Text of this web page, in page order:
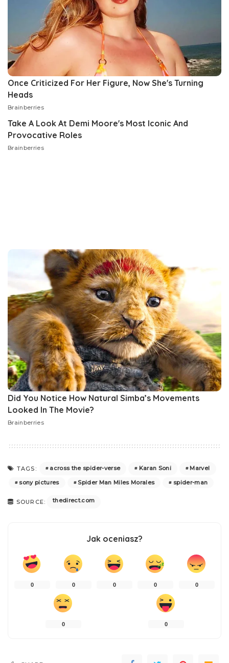
TAGS: across the spider-verse Karan Soni
Marvel
sony pictures
Spider Man Miles Morales spider-man
SOURCE: thedirect.com
Jak oceniasz?
0 0 0 0 0
0 0